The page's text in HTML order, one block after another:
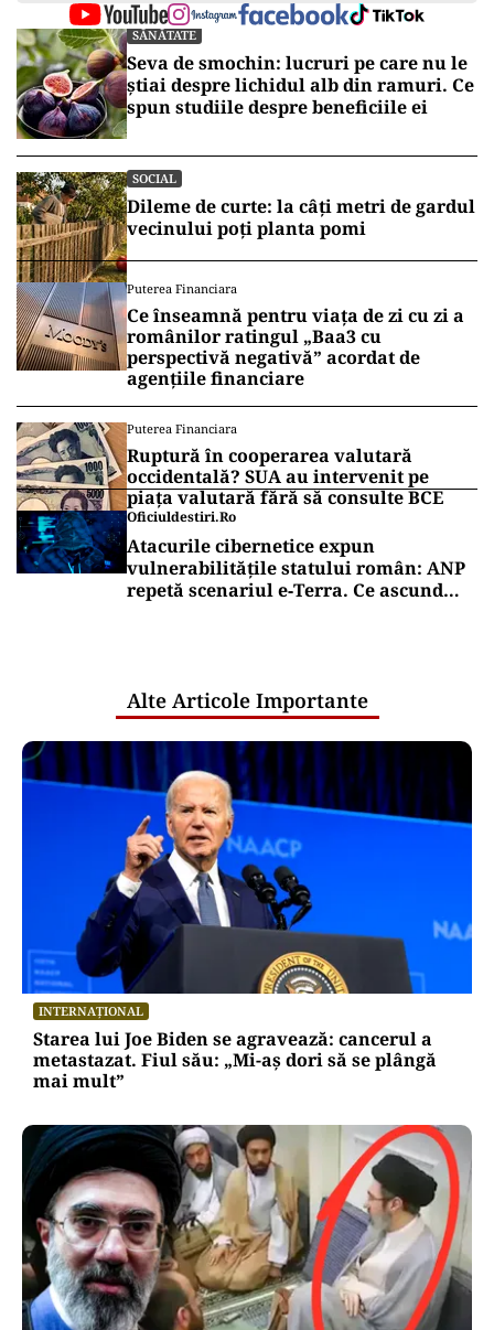
SĂNĂTATE
Seva de smochin: lucruri pe care nu le
știai despre lichidul alb din ramuri. Ce
spun studiile despre beneficiile ei
SOCIAL
Dileme de curte: la câți metri de gardul
vecinului poți planta pomi
Puterea Financiara
Ce înseamnă pentru viața de zi cu zi a
românilor ratingul „Baa3 cu
perspectivă negativă” acordat de
agențiile financiare
Puterea Financiara
Ruptură în cooperarea valutară
occidentală? SUA au intervenit pe
piața valutară fără să consulte BCE
Oficiuldestiri.ro
Atacurile cibernetice expun
vulnerabilitățile statului român: ANP
repetă scenariul e‑Terra. Ce ascund
Alte Articole Importante
INTERNAȚIONAL
Starea lui Joe Biden se agravează: cancerul a
metastazat. Fiul său: „Mi-aș dori să se plângă
mai mult”